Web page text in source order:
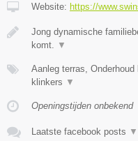
Website: https://
Jong dynamische
komt. ▼
Aanleg terras,
klinkers ▼
Openingstijden onbekend
Laatste facebook posts ▼